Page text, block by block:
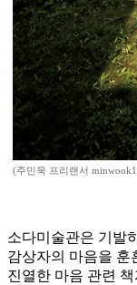
(주민욱 프리랜서
소다미술관은 기발
감상자의 마음을 훈
진열한 마음 관련